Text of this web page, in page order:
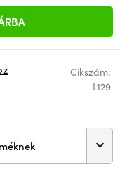
Cikszám:
L129